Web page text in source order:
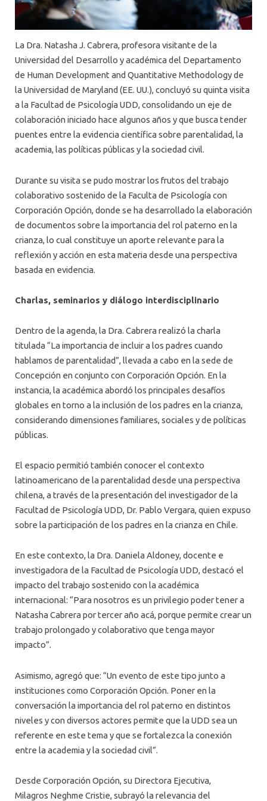
La Dra. Natasha J. Cabrera, profesora visitante de la
Universidad del Desarrollo y académica del Departamento
de Human Development and Quantitative Methodology de
la Universidad de Maryland (EE. UU.), concluyó su quinta visita
a la Facultad de Psicología UDD, consolidando un eje de
colaboración iniciado hace algunos años y que busca tender
puentes entre la evidencia científica sobre parentalidad, la
academia, las políticas públicas y la sociedad civil.
Durante su visita se pudo mostrar los frutos del trabajo
colaborativo sostenido de la Faculta de Psicología con
Corporación Opción, donde se ha desarrollado la elaboración
de documentos sobre la importancia del rol paterno en la
crianza, lo cual constituye un aporte relevante para la
reflexión y acción en esta materia desde una perspectiva
basada en evidencia.
Charlas, seminarios y diálogo interdisciplinario
Dentro de la agenda, la Dra. Cabrera realizó la charla
titulada “La importancia de incluir a los padres cuando
hablamos de parentalidad”, llevada a cabo en la sede de
Concepción en conjunto con Corporación Opción. En la
instancia, la académica abordó los principales desafíos
globales en torno a la inclusión de los padres en la crianza,
considerando dimensiones familiares, sociales y de políticas
públicas.
El espacio permitió también conocer el contexto
latinoamericano de la parentalidad desde una perspectiva
chilena, a través de la presentación del investigador de la
Facultad de Psicología UDD, Dr. Pablo Vergara, quien expuso
sobre la participación de los padres en la crianza en Chile.
En este contexto, la Dra. Daniela Aldoney, docente e
investigadora de la Facultad de Psicología UDD, destacó el
impacto del trabajo sostenido con la académica
internacional: “Para nosotros es un privilegio poder tener a
Natasha Cabrera por tercer año acá, porque permite crear un
trabajo prolongado y colaborativo que tenga mayor
impacto”.
Asimismo, agregó que: “Un evento de este tipo junto a
instituciones como Corporación Opción. Poner en la
conversación la importancia del rol paterno en distintos
niveles y con diversos actores permite que la UDD sea un
referente en este tema y que se fortalezca la conexión
entre la academia y la sociedad civil”.
Desde Corporación Opción, su Directora Ejecutiva,
Milagros Neghme Cristie, subrayó la relevancia del